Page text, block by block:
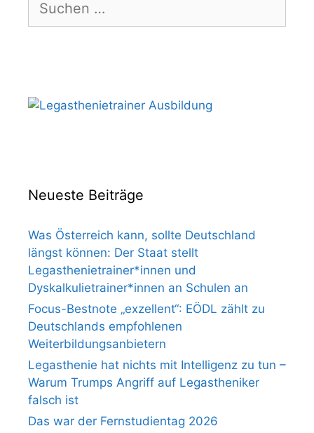
nach:
Neueste Beiträge
Was Österreich kann, sollte Deutschland
längst können: Der Staat stellt
Legasthenietrainer*innen und
Dyskalkulietrainer*innen an Schulen an
Focus-Bestnote „exzellent“: EÖDL zählt zu
Deutschlands empfohlenen
Weiterbildungsanbietern
Legasthenie hat nichts mit Intelligenz zu tun –
Warum Trumps Angriff auf Legastheniker
falsch ist
Das war der Fernstudientag 2026